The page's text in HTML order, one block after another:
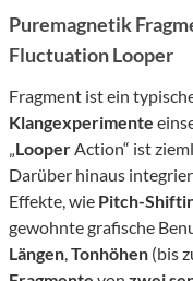
Puremagnetik
Fluctuation Looper
Fragment ist ein
Klangexperimente
„LooperAction“ ist
Darüber hinaus
Effekte, wie Pitch-
gewohnte grafische
Längen,Tonhöhen (bis